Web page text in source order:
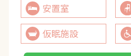
安置室
仮眠施設